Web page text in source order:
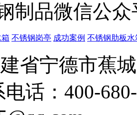
制品微信公众
不锈钢岗亭 成功案例 不锈钢肋板水
省宁德市蕉
：400-